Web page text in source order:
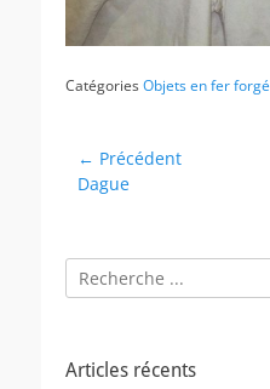
CatégoriesObjets en fer forgé
Navigation
de
← Précédent
Article
Dague
Rechercher :
Articles récents